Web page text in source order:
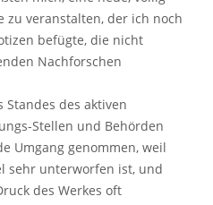
zu veranstalten, der ich noch
befügte, die nicht
Nachforschen
des aktiven
Stellen und Behörden
Umgang genommen, weil
sehr unterworfen ist, und
des Werkes oft